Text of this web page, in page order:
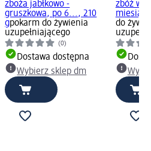
zboża jabłkowo -
gruszkowa, po 6..., 210
gpokarm do żywienia
uzupełniającego
(0)
Dostawa dostępna
Wybierz sklep dm
zbóż
do